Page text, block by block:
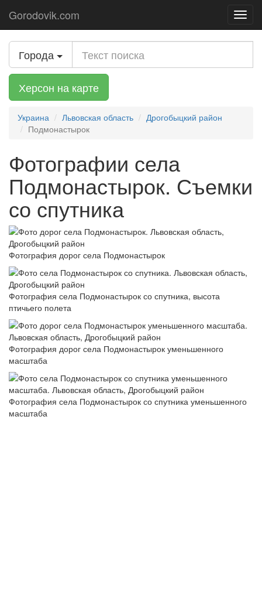
Gorodovik.com
Города
Херсон на карте
Украина Львовская область
Дрогобыцкий район
Подмонастырок
Фотографии села
Подмонастырок. Съемки
со спутника
Фотография дорог села Подмонастырок
Фотография села Подмонастырок со спутника, высота
птичьего полета
Фотография дорог села Подмонастырок уменьшенного
масштаба
Фотография села Подмонастырок со спутника уменьшенного
масштаба